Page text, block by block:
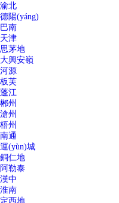
渝北
德陽(yáng)
巴南
天津
思茅地
大興安嶺
河源
板芙
蓬江
郴州
滄州
梧州
南通
運(yùn)城
銅仁地
阿勒泰
漢中
淮南
定西地